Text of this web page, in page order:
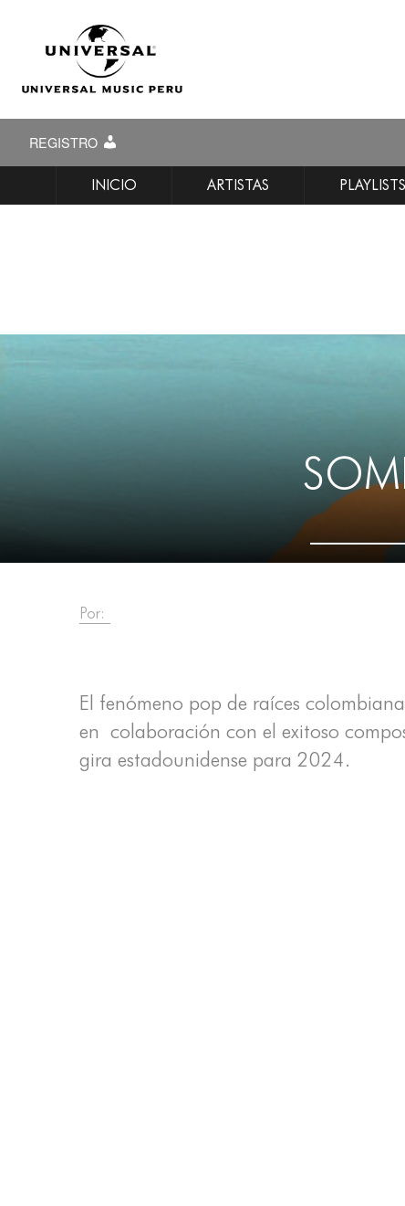
REGISTRO
INICIO ARTISTAS PLAYLISTS
Por:
El fenómeno pop de raíces
en colaboración con el exitoso
gira estadounidense para 2024.